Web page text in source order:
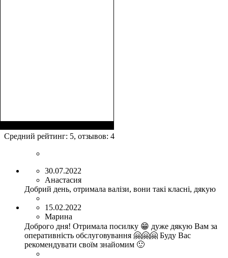
48х24-27
Средний рейтинг: 5, отзывов: 4
30.07.2022
Анастасия
Добрий день, отримала валізи, вони такі класні, дякую
15.02.2022
Марина
Доброго дня! Отримала посилку 😁 дуже дякую Вам за
оперативність обслуговування 🤗🤗🤗 Буду Вас
рекомендувати своїм знайомим 🙂